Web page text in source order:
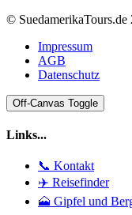
© SuedamerikaTours.de
Impressum
AGB
Datenschutz
Off-Canvas Toggle
Links...
📞 Kontakt
✈️ Reisefinder
🗻 Gipfel und